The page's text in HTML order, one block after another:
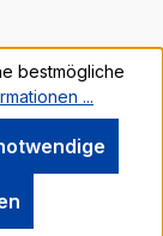
bestmögliche
...